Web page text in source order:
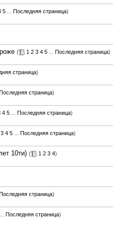
5 Последняя страница)
( 1 2 3 4 5 Последняя страница)
страница)
страница)
4 5 Последняя страница)
3 4 5 Последняя страница)
10ти) ( 1 2 3 4)
страница)
Последняя страница)